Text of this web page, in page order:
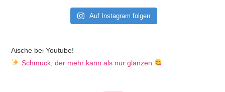
Auf Instagram folgen
Aische bei Youtube!
Schmuck, der mehr kann als nur glänzen